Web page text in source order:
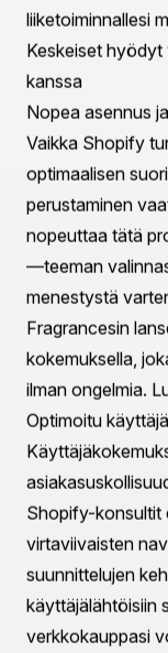
tietämyksensä
myymälän
myyntitaktiikoiden
Räätälöidyt
Eri tavoin kuin
räätälöivät
lähestymistapa
tunnistamisen,
ainutlaatuisen
oivallusten
suunnitelmia,
kasvattamaan
Aika- ja
Verkkokaupan
Omistettu
monimutkaisia
ydintoimintoihin.
suorituskykyä,
virtaviivaistavat